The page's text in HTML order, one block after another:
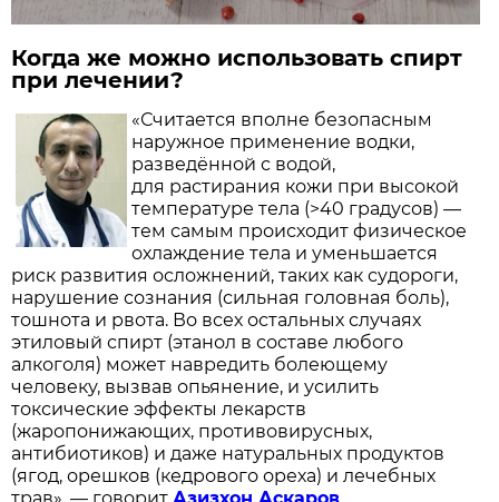
Когда же можно использовать спирт
при лечении?
«Считается вполне безопасным
наружное применение водки,
разведённой с водой,
для растирания кожи при высокой
температуре тела (>40 градусов) —
тем самым происходит физическое
охлаждение тела и уменьшается
риск развития осложнений, таких как судороги,
нарушение сознания (сильная головная боль),
тошнота и рвота. Во всех остальных случаях
этиловый спирт (этанол в составе любого
алкоголя) может навредить болеющему
человеку, вызвав опьянение, и усилить
токсические эффекты лекарств
(жаропонижающих, противовирусных,
антибиотиков) и даже натуральных продуктов
(ягод, орешков (кедрового ореха) и лечебных